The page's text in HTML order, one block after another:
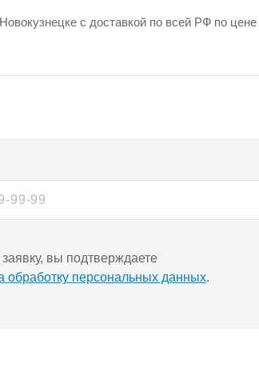
с доставкой по всей РФ по
вы подтверждаете
обработку персональных данных.